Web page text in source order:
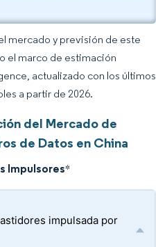
mercado y previsión de este
el marco de estimación
actualizado con los últimos
a partir de 2026.
del Mercado de
de Datos en China
Impulsores*
impulsada por